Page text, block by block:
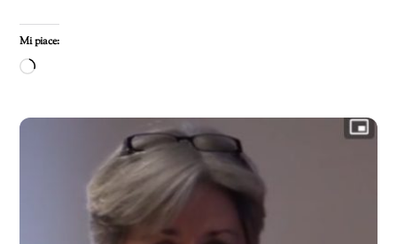
Mi piace:
Caricamento
corso…